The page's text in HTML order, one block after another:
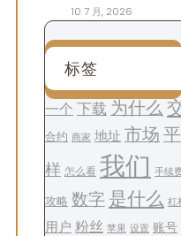
10 7 月, 2026
标签
一个 下载 为什么
合约 商家 地址 市场
样 怎么看 我们 手续
攻略 数字 是什么 杠
用户 粉丝 苹果 设置 账号